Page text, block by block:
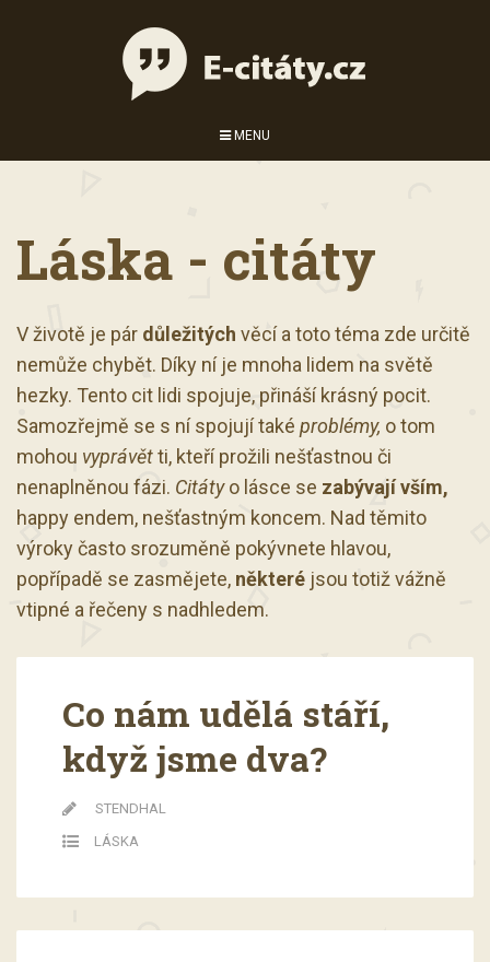
MENU
Láska - citáty
V životě je pár důležitých věcí a toto téma zde určitě
nemůže chybět. Díky ní je mnoha lidem na světě
hezky. Tento cit lidi spojuje, přináší krásný pocit.
Samozřejmě se s ní spojují také problémy, o tom
mohou vyprávětti, kteří prožili nešťastnou či
nenaplněnou fázi. Citátyo lásce se zabývajívším,
happy endem, nešťastným koncem. Nad těmito
výroky často srozuměně pokývnete hlavou,
popřípadě se zasmějete, některé jsou totiž vážně
vtipné a řečeny s nadhledem.
Co nám udělá stáří,
když jsme dva?
STENDHAL
LÁSKA